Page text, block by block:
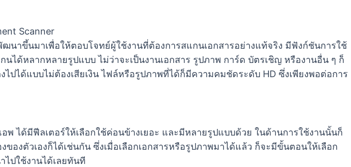
ฒนาขึ้นมาเพื่อให้ตอบโจทย์ผู้ใช้งานที่ต้องการสแกนเอกสารอย่างแท้จริง มีฟังก์ชันการใช้
ด้หลากหลายรูปแบบ ไม่ว่าจะเป็นงานเอกสาร รูปภาพ การ์ด บัตรเชิญ หรืองานอื่น ๆ ก็
ได้แบบไม่ต้องเสียเงิน ไฟล์หรือรูปภาพที่ได้ก็มีความคมชัดระดับ HD ซึ่งเพียงพอต่อการ
ได้มีฟีลเตอร์ให้เลือกใช้ค่อนข้างเยอะ และมีหลายรูปแบบด้วย ในด้านการใช้งานนั้นก็
งตัวเองก็ได้เช่นกัน ซึ่งเมื่อเลือกเอกสารหรือรูปภาพมาได้แล้ว ก็จะมีขั้นตอนให้เลือก
ปใช้งานได้เลยทันที